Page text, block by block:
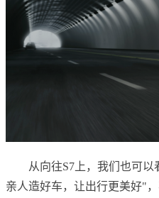
从向往S7上，我们也可
亲人造好车，让出行更美好"